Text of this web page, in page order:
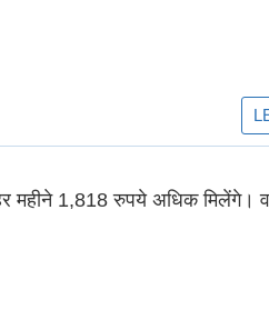
महीने 1,818 रुपये अधिक मिलेंगे।